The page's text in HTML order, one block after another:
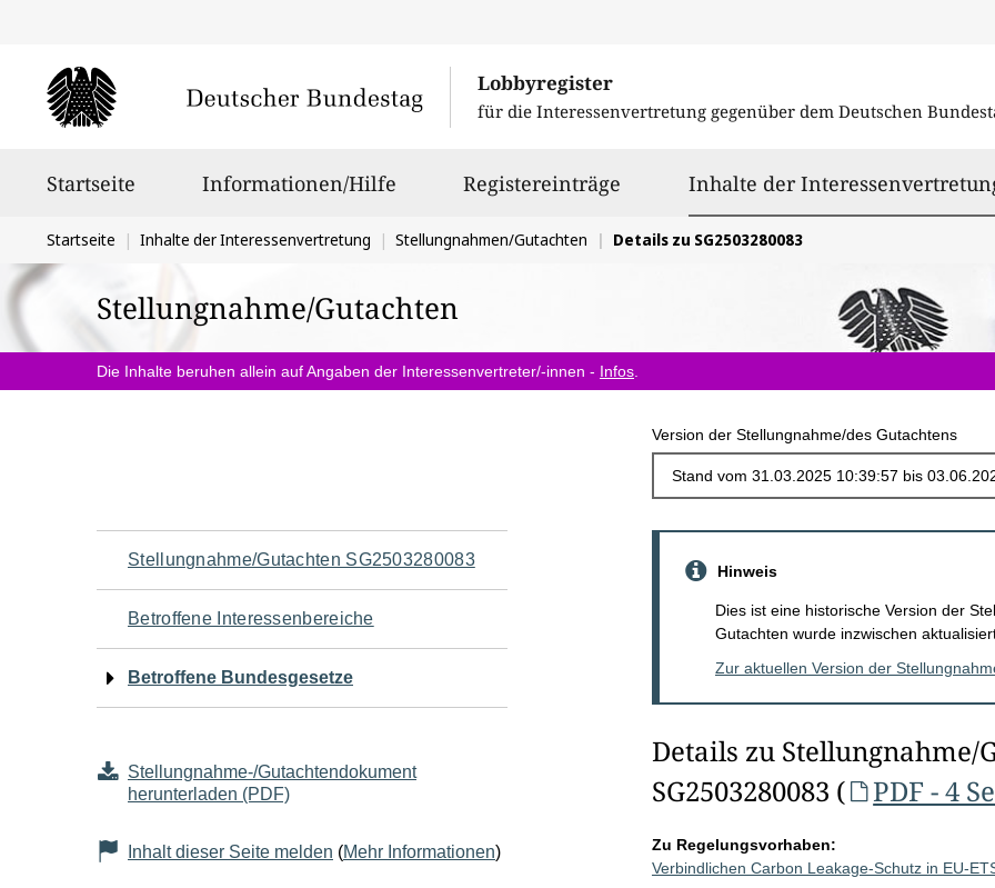
Lobbyregister
für die Interessenvertretung gegenüber dem Deutschen
Startseite Informationen/Hilfe Registereinträge Inhalte der
Sie
befinden
sich
hier:
Startseite Inhalte der Interessenvertretung Stellungnahmen/Gutachten Details zu SG2503280083
Stellungnahme/Gutachten
Die Inhalte beruhen allein auf Angaben der Interessenvertreter/-innen - Infos
Version der Stellungnahme/des Gutachtens
Navigation
für
den
Seiteninhalt
Stellungnahme/Gutachten SG2503280083
Betroffene Interessenbereiche
Betroffene Bundesgesetze
Stellungnahme-/Gutachtendokument
herunterladen (PDF)
Inhalt dieser Seite melden (Mehr Informationen)
Hinweis
Dies ist eine historische Version der
Gutachten wurde inzwischen
Zur aktuellen Version der
Details zu Stellungnahme/
SG2503280083 (
PDF - 4
Zu Regelungsvorhaben:
Verbindlichen Carbon Leakage-Schutz in EU-